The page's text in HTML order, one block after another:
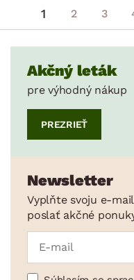
1 2 3
Akčný leták
pre výhodný nákup
PREZRIEŤ
Newsletter
Vyplňte svoju e-
poslať akčné